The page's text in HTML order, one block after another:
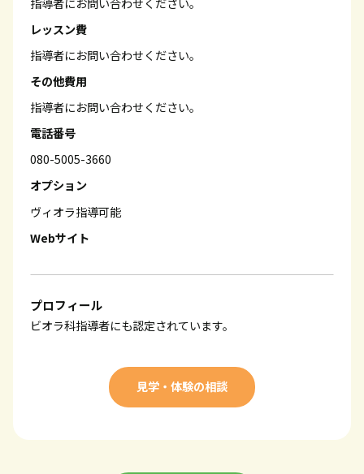
レッスン費
指導者にお問い合わせください。
その他費用
指導者にお問い合わせください。
電話番号
080-5005-3660
オプション
ヴィオラ指導可能
Webサイト
プロフィール
ビオラ科指導者にも認定されています。
見学・体験の相談